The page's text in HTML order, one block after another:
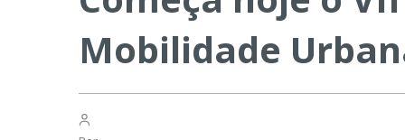
Mobilidade